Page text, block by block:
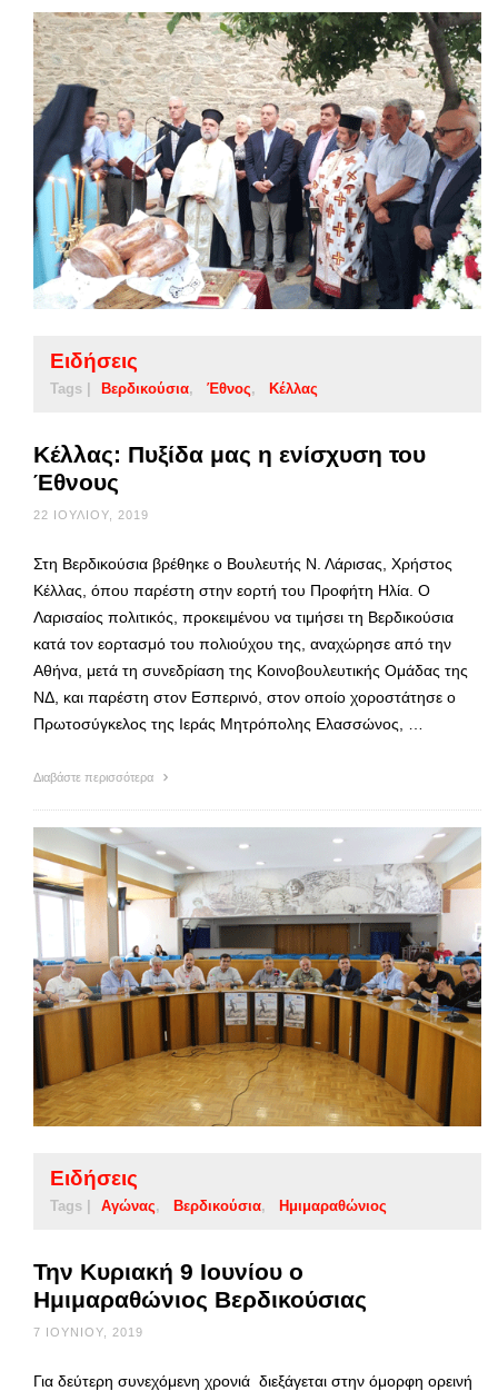
Ειδήσεις
Tags | Βερδικούσια Έθνος Κέλλας
Κέλλας: Πυξίδα μας η ενίσχυση του
Έθνους
22 ΙΟΥΛΊΟΥ, 2019
Στη Βερδικούσια βρέθηκε ο Βουλευτής Ν. Λάρισας, Χρήστος
Κέλλας, όπου παρέστη στην εορτή του Προφήτη Ηλία. Ο
Λαρισαίος πολιτικός, προκειμένου να τιμήσει τη Βερδικούσια
κατά τον εορτασμό του πολιούχου της, αναχώρησε από την
Αθήνα, μετά τη συνεδρίαση της Κοινοβουλευτικής Ομάδας της
ΝΔ, και παρέστη στον Εσπερινό, στον οποίο χοροστάτησε ο
Πρωτοσύγκελος της Ιεράς Μητρόπολης Ελασσώνος, …
Διαβάστε περισσότερα
Ειδήσεις
Tags | Αγώνας Βερδικούσια Ημιμαραθώνιος
Την Κυριακή 9 Ιουνίου ο
Ημιμαραθώνιος Βερδικούσιας
7 ΙΟΥΝΊΟΥ, 2019
Για δεύτερη συνεχόμενη χρονιά διεξάγεται στην όμορφη ορεινή